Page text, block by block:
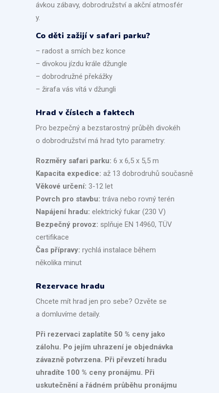
ávkou zábavy, dobrodružství a akční atmosfér
y.
Co děti zažijí v safari parku?
– radost a smích bez konce
– divokou jízdu krále džungle
– dobrodružné překážky
– žirafa vás vítá v džungli
Hrad v číslech a faktech
Pro bezpečný a bezstarostný průběh divokéh
o dobrodružství má hrad tyto parametry:
Rozměry safari parku: 6 x 6,5 x 5,5 m
Kapacita expedice: až 13 dobrodruhů současně
Věkové určení: 3-12 let
Povrch pro stavbu: tráva nebo rovný terén
Napájení hradu: elektrický fukar (230 V)
Bezpečný provoz: splňuje EN 14960, TÜV
certifikace
Čas přípravy: rychlá instalace během
několika minut
Rezervace hradu
Chcete mít hrad jen pro sebe? Ozvěte se
a domluvíme detaily.
Při rezervaci zaplatíte 50 % ceny jako
zálohu. Po jejím uhrazení je objednávka
závazně potvrzena. Při převzetí hradu
uhradíte 100 % ceny pronájmu. Při
uskutečnění a řádném průběhu pronájmu